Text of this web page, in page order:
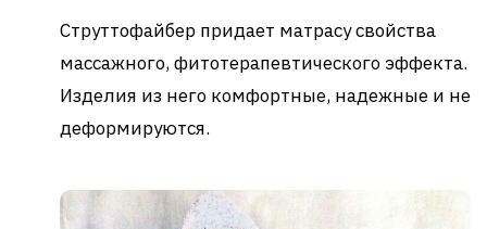
Струттофайбер придает матрасу свойства
массажного, фитотерапевтического эффекта.
Изделия из него комфортные, надежные и не
деформируются.